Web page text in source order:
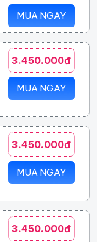
MUA NGAY
3.450.000đ
MUA NGAY
3.450.000đ
MUA NGAY
3.450.000đ